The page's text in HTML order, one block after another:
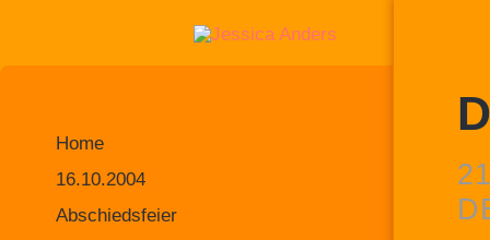
Home
16.10.2004
Abschiedsfeier